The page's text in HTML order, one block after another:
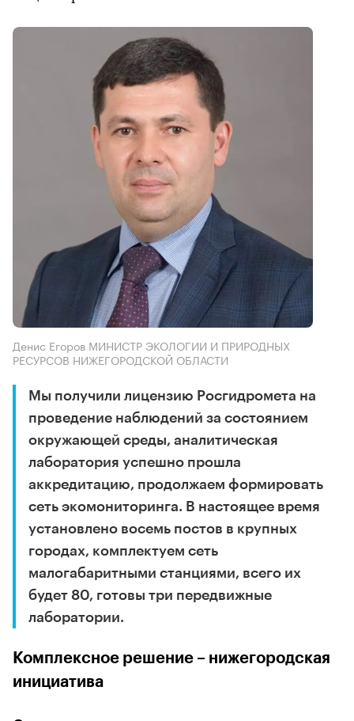
Денис Егоров МИНИСТР ЭКОЛОГИИ И ПРИРОДНЫХ
РЕСУРСОВ НИЖЕГОРОДСКОЙ ОБЛАСТИ
Мы получили лицензию Росгидромета на
проведение наблюдений за состоянием
окружающей среды, аналитическая
лаборатория успешно прошла
аккредитацию, продолжаем формировать
сеть экомониторинга. В настоящее время
установлено восемь постов в крупных
городах, комплектуем сеть
малогабаритными станциями, всего их
будет 80, готовы три передвижные
лаборатории.
Комплексное решение – нижегородская
инициатива